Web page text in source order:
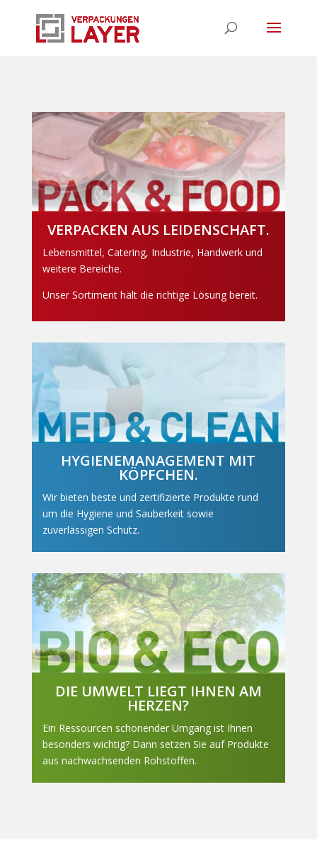
VERPACKEN AUS LEIDENSCHAFT.
Lebensmittel, Catering, Industrie, Handwerk und
weitere Bereiche.
Unser Sortiment hält die richtige Lösung bereit.
HYGIENEMANAGEMENT MIT
KÖPFCHEN.
Wir bieten beste und zertifizierte Produkte rund
um die Hygiene und Sauberkeit sowie
zuverlässigen Schutz.
DIE UMWELT LIEGT IHNEN AM
HERZEN?
Ein Ressourcen schonender Umgang ist Ihnen
besonders wichtig? Dann setzen Sie auf Produkte
aus nachwachsenden Rohstoffen.